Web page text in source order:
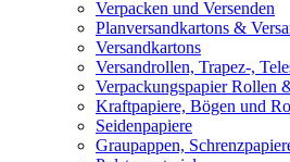
Verpacken und Versenden
Planversandkartons &
Versandkartons
Versandrollen, Trapez-,
Verpackungspapier Rollen
Kraftpapiere, Bögen und
Seidenpapiere
Graupappen,